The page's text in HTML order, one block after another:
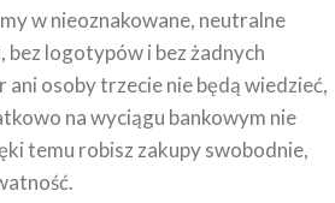
w nieoznakowane, neutralne
bez logotypów i bez żadnych
osoby trzecie nie będą wiedzieć,
na wyciągu bankowym nie
temu robisz zakupy swobodnie,